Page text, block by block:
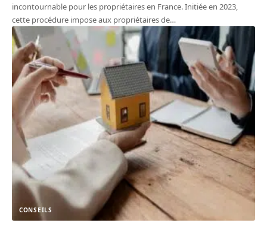
incontournable pour les propriétaires en France. Initiée en 2023,
cette procédure impose aux propriétaires de…
CONSEILS